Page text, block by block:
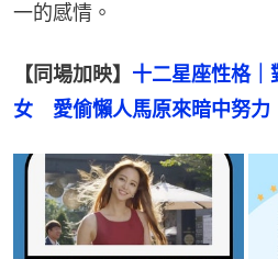
一的感情。
【同場加映】 十二星座性格｜
女　愛偷懶人馬原來暗中努力